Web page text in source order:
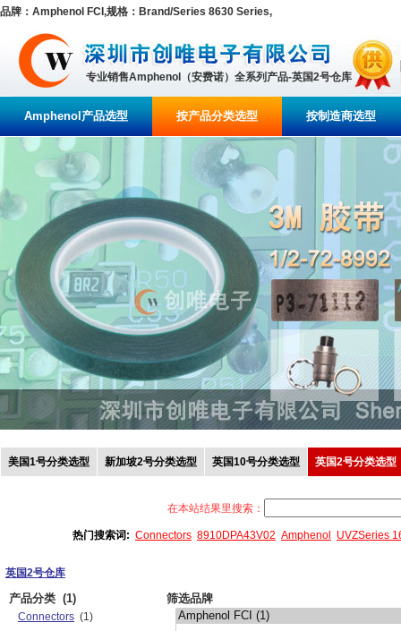
品牌：Amphenol FCI,规格：Brand/Series 8630 Series,
专业销售Amphenol（安费诺）全系列产品-英国2号仓库
Amphenol产品选型 按产品分类选型 按制造商选型
美国1号分类选型 新加坡2号分类选型 英国10号分类选型 英国2号分类选型
在本站结果里搜索：
热门搜索词: Connectors 8910DPA43V02 Amphenol UVZSeries
英国2号仓库
产品分类 (1)
Connectors (1)
筛选品牌